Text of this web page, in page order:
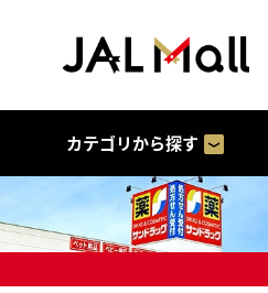
カテゴリから探す